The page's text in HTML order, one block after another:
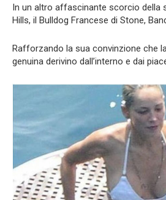
In un altro affascinante scorcio della
Hills, il Bulldog Francese di Stone,
Rafforzando la sua convinzione che
genuina derivino dall’interno e dai